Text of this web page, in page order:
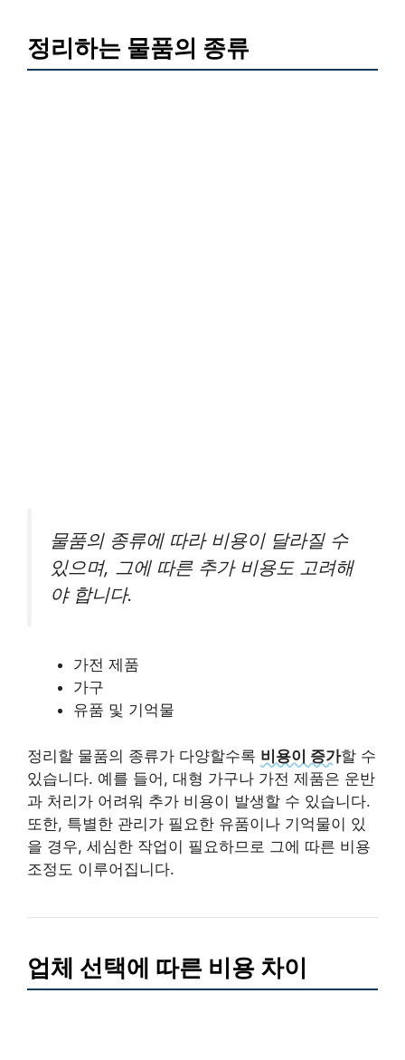
정리하는 물품의 종류
물품의 종류에 따라 비용이 달라질 수
있으며, 그에 따른 추가 비용도 고려해
야 합니다.
가전 제품
가구
유품 및 기억물
정리할 물품의 종류가 다양할수록 비용이 증가할 수
있습니다. 예를 들어, 대형 가구나 가전 제품은 운반
과 처리가 어려워 추가 비용이 발생할 수 있습니다.
또한, 특별한 관리가 필요한 유품이나 기억물이 있
을 경우, 세심한 작업이 필요하므로 그에 따른 비용
조정도 이루어집니다.
업체 선택에 따른 비용 차이